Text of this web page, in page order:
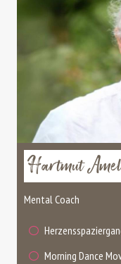
Hartmut
Mental Coach
Morning Dance